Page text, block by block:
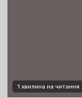
1 хвилина на читання